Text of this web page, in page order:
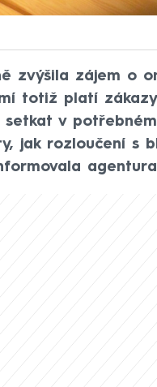
zvýšila zájem o
totiž platí
v
jak rozloučení s
agentura